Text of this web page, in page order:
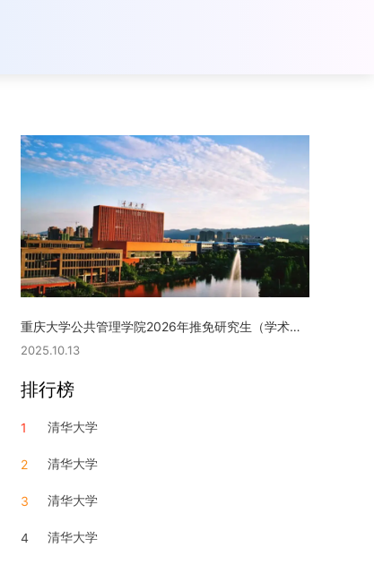
重庆大学公共管理学院2026年推免研究生（学术型硕士）复试实施细则
2025.10.13
排行榜
1 清华大学
2 清华大学
3 清华大学
4 清华大学